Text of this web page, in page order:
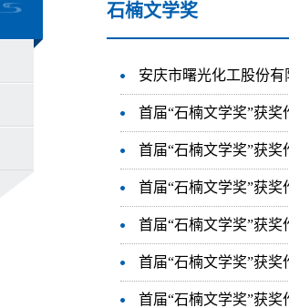
石楠文学奖
安庆市曙光化工股份
首届“石楠文学奖”获奖
首届“石楠文学奖”获奖
首届“石楠文学奖”获奖
首届“石楠文学奖”获奖
首届“石楠文学奖”获奖
首届“石楠文学奖”获奖